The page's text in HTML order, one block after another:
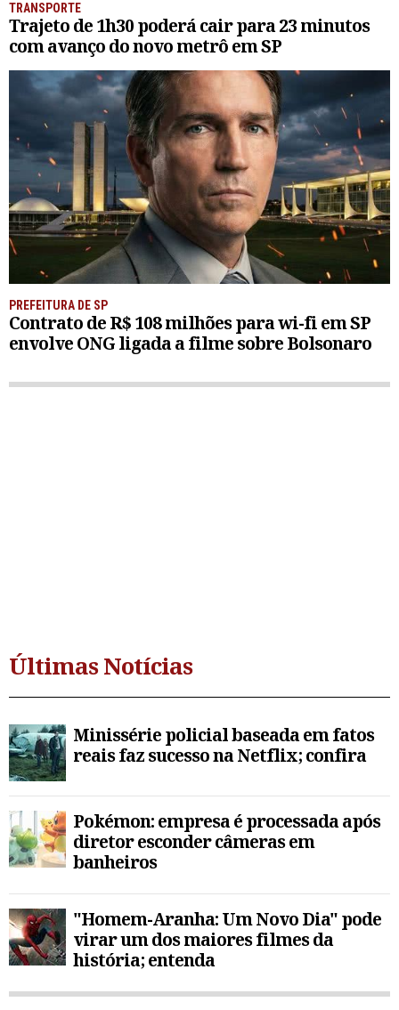
TRANSPORTE
Trajeto de 1h30 poderá cair para 23 minutos
com avanço do novo metrô em SP
PREFEITURA DE SP
Contrato de R$ 108 milhões para wi-fi em SP
envolve ONG ligada a filme sobre Bolsonaro
Últimas Notícias
Minissérie policial baseada em fatos
reais faz sucesso na Netflix; confira
Pokémon: empresa é processada após
diretor esconder câmeras em
banheiros
"Homem-Aranha: Um Novo Dia" pode
virar um dos maiores filmes da
história; entenda